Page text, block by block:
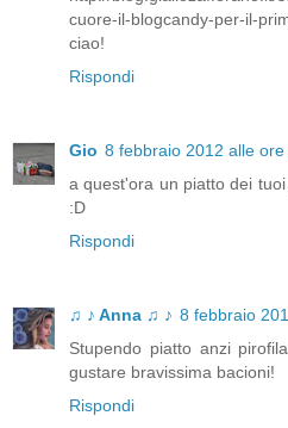
cuore-il-blogcandy-per-il-
ciao!
Rispondi
Gio 8 febbraio 2012 alle
a quest'ora un piatto dei
:D
Rispondi
♫ ♪ Anna ♫ ♪ 8 febbraio
Stupendo piatto anzi
gustare bravissima bacioni!
Rispondi